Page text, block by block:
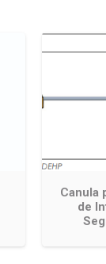
Canula
de